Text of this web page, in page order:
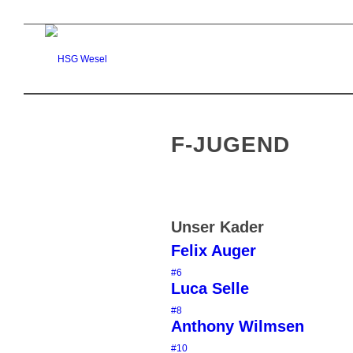
F-JUGEND
Unser Kader
Felix Auger
#6
Luca Selle
#8
Anthony Wilmsen
#10